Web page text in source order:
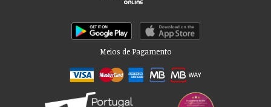
Meios de Pagamento